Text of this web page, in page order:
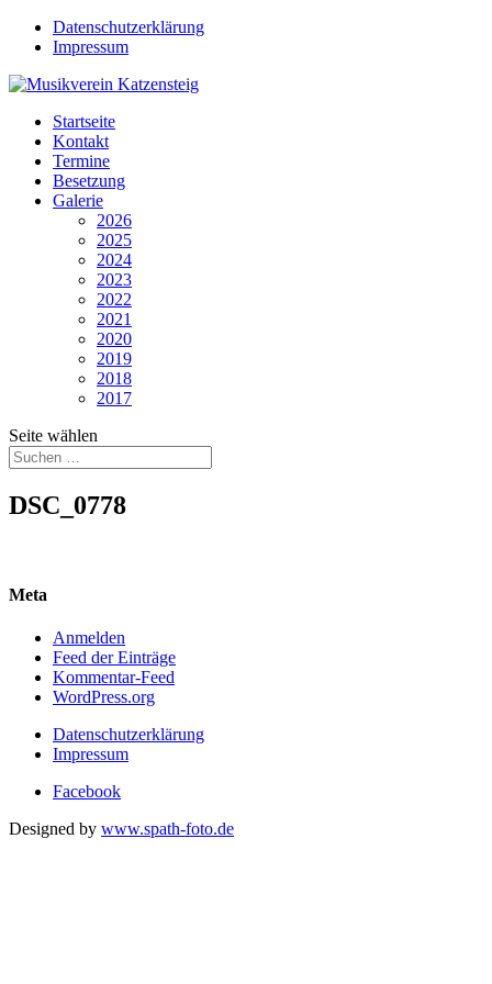
Datenschutzerklärung
Impressum
Startseite
Kontakt
Termine
Besetzung
Galerie
2026
2025
2024
2023
2022
2021
2020
2019
2018
2017
Seite wählen
DSC_0778
Meta
Anmelden
Feed der Einträge
Kommentar-Feed
WordPress.org
Datenschutzerklärung
Impressum
Facebook
Designed by www.spath-foto.de